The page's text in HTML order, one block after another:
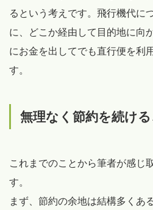
るという考えです。飛行機代に
に、どこか経由して目的地に向
にお金を出してでも直行便を利
す。
無理なく節約を続け
これまでのことから筆者が感じ
す。
まず、節約の余地は結構多くあ